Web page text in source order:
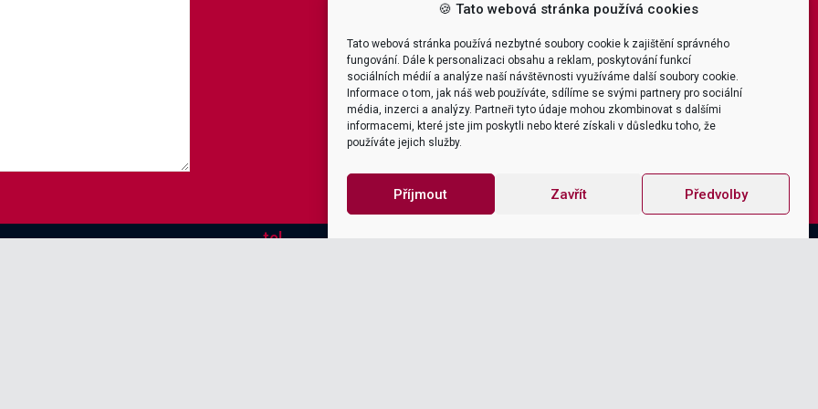
🍪 Tato webová stránka používá cookies
Tato webová stránka používá nezbytné soubory cookie k zajištění správného
fungování. Dále k personalizaci obsahu a reklam, poskytování funkcí
sociálních médií a analýze naší návštěvnosti využíváme další soubory cookie.
Informace o tom, jak náš web používáte, sdílíme se svými partnery pro sociální
média, inzerci a analýzy. Partneři tyto údaje mohou zkombinovat s dalšími
informacemi, které jste jim poskytli nebo které získali v důsledku toho, že
používáte jejich služby.
Příjmout Zavřít Předvolby
tel